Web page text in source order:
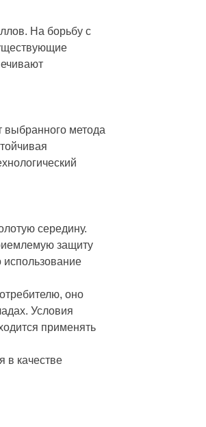
На борьбу с
выбранного метода
середину.
защиту
оно
Условия
применять
в качестве